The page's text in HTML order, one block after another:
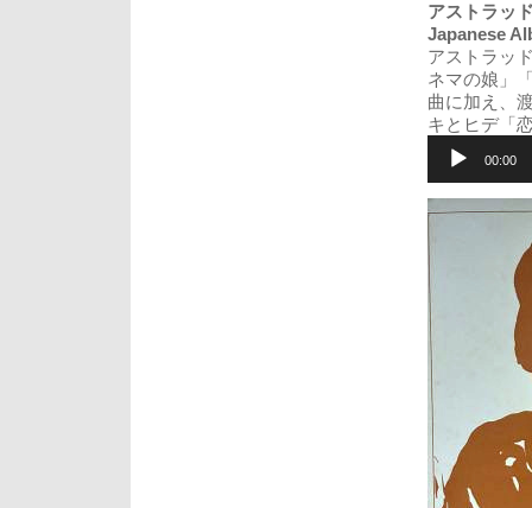
アストラッ
Japanese
アストラッ
ネマの娘」
曲に加え、
キとヒデ「
プ
レ
ー
00:00